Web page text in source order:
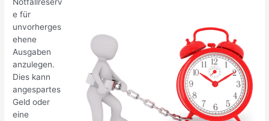
e für
unvorherges
ehene
Ausgaben
anzulegen.
Dies kann
angespartes
Geld oder
eine